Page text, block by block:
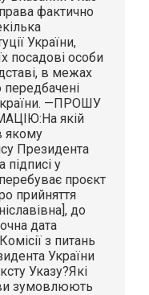
фактично
України,
посадові особи
в межах
—ПРОШУ
якій
якому
Президента
підписі у
проєкт
прийняття
до
дата
з питань
України
Указу?Які
зумовлюють